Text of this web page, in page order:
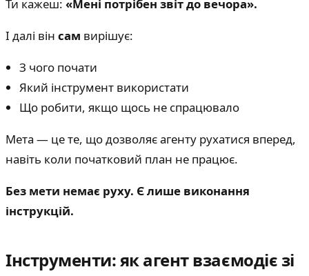
Ти кажеш: «Мені потрібен звіт до вечора».
І далі він сам вирішує:
З чого почати
Який інструмент використати
Що робити, якщо щось не спрацювало
Мета — це те, що дозволяє агенту рухатися вперед,
навіть коли початковий план не працює.
Без мети немає руху. Є лише виконання
інструкцій.
Інструменти: як агент взаємодіє зі